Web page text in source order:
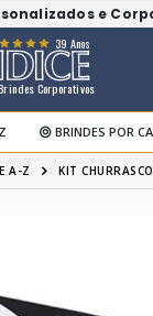
e
Corporativos
39 Anos
BRINDES POR
A-Z KIT